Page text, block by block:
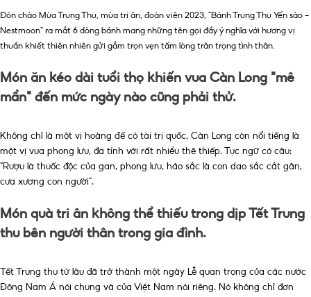
Đón chào Mùa Trung Thu, mùa tri ân, đoàn viên 2023, "Bánh Trung Thu Yến sào –
Nestmoon" ra mắt 6 dòng bánh mang những tên gọi đầy ý nghĩa với hương vị
thuần khiết thiên nhiên gửi gắm trọn vẹn tấm lòng trân trọng tình thân.
Món ăn kéo dài tuổi thọ khiến vua Càn Long "mê
mẩn" đến mức ngày nào cũng phải thử.
Không chỉ là một vị hoàng đế có tài trị quốc, Càn Long còn nổi tiếng là
một vị vua phong lưu, đa tính với rất nhiều thê thiếp. Tục ngữ có câu:
"Rượu là thuốc độc của gan, phong lưu, háo sắc là con dao sắc cắt gân,
cưa xương con người".
Món quà tri ân không thể thiếu trong dịp Tết Trung
thu bên người thân trong gia đình.
Tết Trung thu từ lâu đã trở thành một ngày Lễ quan trọng của các nước
Đông Nam Á nói chung và của Việt Nam nói riêng. Nó không chỉ đơn